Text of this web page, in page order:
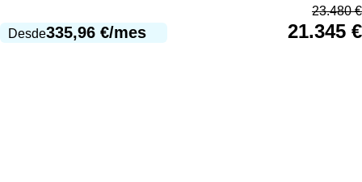
Desde335,96 €/mes
23.480€
21.345 €